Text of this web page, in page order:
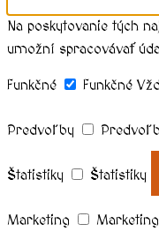
Na poskytovanie tých
umožní spracovávať
Funkčné Funkčné
Predvoľby
Štatistiky Štatistiky
Marketing Marketing